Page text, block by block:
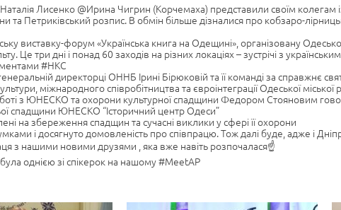
Лисенко @Ирина Чигрин (Корчемаха) представили своїм
та Петриківський розпис. В обмін більше дізналися про кобзаро-
виставку-форум «Українська книга на Одещині», організовану
Це три дні і понад 60 заходів на різних локаціях – зустрічі з
#НКС
директорці ОННБ Ірині Бірюковій та її команді за справжнє
міжнародного співробітництва та євроінтеграції Одеської
з ЮНЕСКО та охорони культурної спадщини Федором Стояновим
спадщини ЮНЕСКО “Історичний центр Одеси”
на збереження спадщин та сучасні виклики у сфері її охорони
і досягнуто домовленість про співпрацю. Тож далі буде, адже і
з нашими новими друзями , яка вже навіть розпочалася☝️
однією зі спікерок на нашому #MeetAP